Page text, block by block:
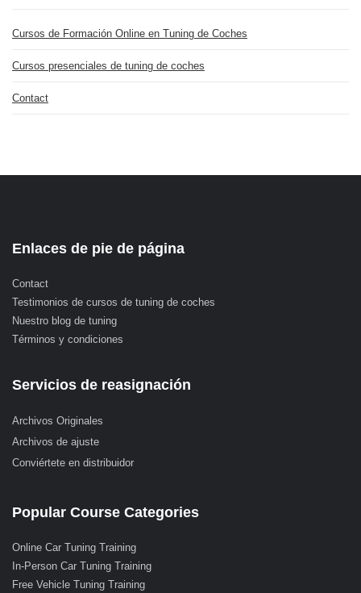
Cursos de Formación Online en Tuning de Coches
Cursos presenciales de tuning de coches
Contact
Enlaces de pie de página
Contact
Testimonios de cursos de tuning de coches
Nuestro blog de tuning
Términos y condiciones
Servicios de reasignación
Archivos Originales
Archivos de ajuste
Conviértete en distribuidor
Popular Course Categories
Online Car Tuning Training
In-Person Car Tuning Training
Free Vehicle Tuning Training